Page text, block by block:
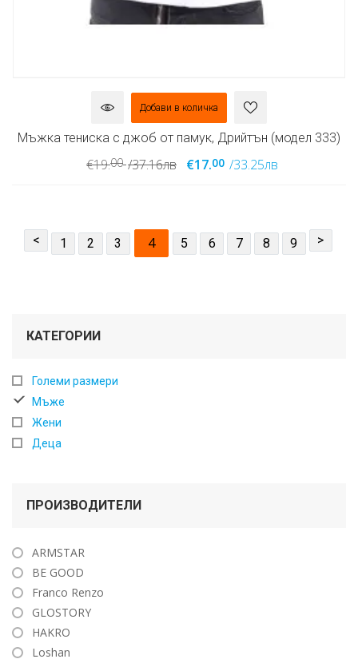
Добави в количка
Мъжка тениска с джоб от памук, Дрийтън (модел 333)
€19.00 /37.16лв €17.00 /33.25лв
< 1 2 3 4 5 6 7 8 9 >
КАТЕГОРИИ
Големи размери
Мъже
Жени
Деца
ПРОИЗВОДИТЕЛИ
ARMSTAR
BE GOOD
Franco Renzo
GLOSTORY
HAKRO
Loshan